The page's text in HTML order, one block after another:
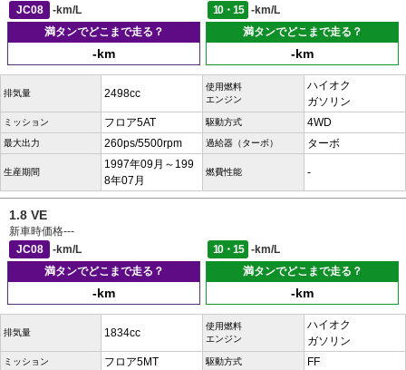
JC08
-km/L 10・15
-km/L
満タンでどこまで走る？
-km
満タンでどこまで走る？
-km
排気量 2498cc
使用燃料
エンジン
ハイオク
ガソリン
ミッション フロア5AT 駆動方式 4WD
最大出力 260ps/5500rpm 過給器（ターボ） ターボ
生産期間
1997年09月～199
8年07月
燃費性能 -
1.8 VE
新車時価格---
JC08
-km/L 10・15
-km/L
満タンでどこまで走る？
-km
満タンでどこまで走る？
-km
排気量 1834cc
使用燃料
エンジン
ハイオク
ガソリン
ミッション フロア5MT 駆動方式 FF